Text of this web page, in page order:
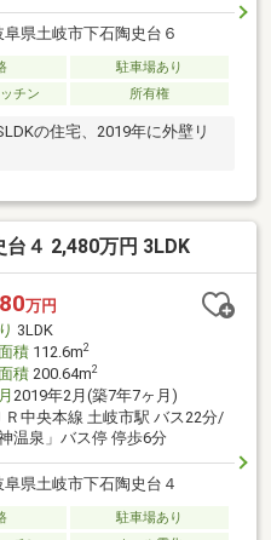
阜県土岐市下石陶史台６
駐車場あり
チン 所有権
の住宅、2019年に外壁リ
４ 2,480万円 3LDK
万円
3LDK
積112.6m2
積200.64m2
2019年2月(築7年7ヶ月)
Ｒ中央本線 土岐市駅 バス22分/
神温泉」バス停 停歩6分
阜県土岐市下石陶史台４
駐車場あり